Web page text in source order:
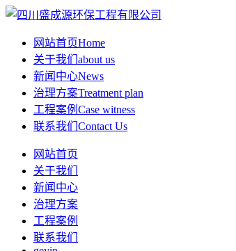
网站首页Home
关于我们 about us
新闻中心News
治理方案Treatment plan
工程案例 Case witness
联系我们 Contact Us
网站首页
关于我们
新闻中心
治理方案
工程案例
联系我们